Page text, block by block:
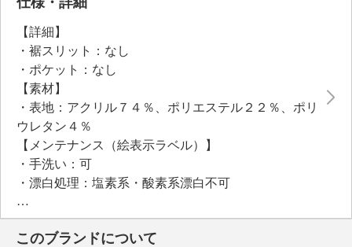
【詳細】
・裾スリット：なし
・ポケット：なし
【素材】
・表地：アクリル７４％、ポリエステル２２％、ポリ
ウレタン４％
【メンテナンス（絵表示ラベル）】
・手洗い：可
・漂白処理：塩素系・酸素系漂白不可
・タンブル乾燥：不可
・自然乾燥：日陰の平干し
・アイロン仕上げ：可（低温）
このブランドについて